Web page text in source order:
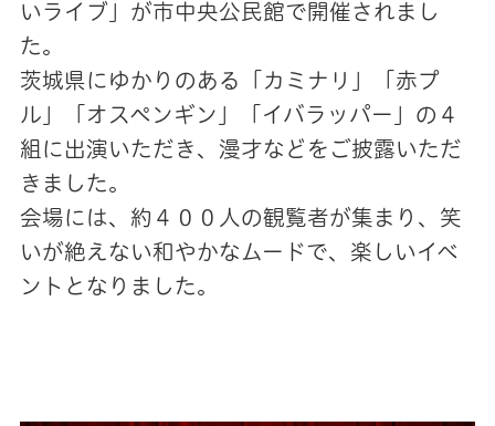
いライブ」が市中央公民館で開催されまし
た。
茨城県にゆかりのある「カミナリ」「赤プ
ル」「オスペンギン」「イバラッパー」の４
組に出演いただき、漫才などをご披露いただ
きました。
会場には、約４００人の観覧者が集まり、笑
いが絶えない和やかなムードで、楽しいイベ
ントとなりました。